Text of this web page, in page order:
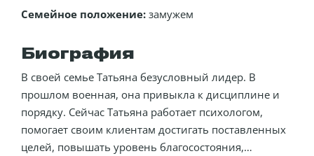
Семейное положение: замужем
Биография
В своей семье Татьяна безусловный лидер. В
прошлом военная, она привыкла к дисциплине и
порядку. Сейчас Татьяна работает психологом,
помогает своим клиентам достигать поставленных
целей, повышать уровень благосостояния,